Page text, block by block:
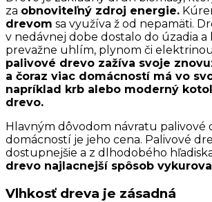
za obnoviteľný zdroj energie.
drevom sa využíva ž od nepamäti.
v nedávnej dobe dostalo do úzadia a
prevažne uhlím, plynom či
palivové drevo zažíva svoje
a čoraz viac domácností má vo
napríklad krb alebo moderný
drevo.
Hlavným dôvodom návratu palivové
domácností je jeho cena. Palivové
dostupnejšie a z dlhodobého
drevo najlacnejší spôsob
Vlhkosť dreva je zásadná